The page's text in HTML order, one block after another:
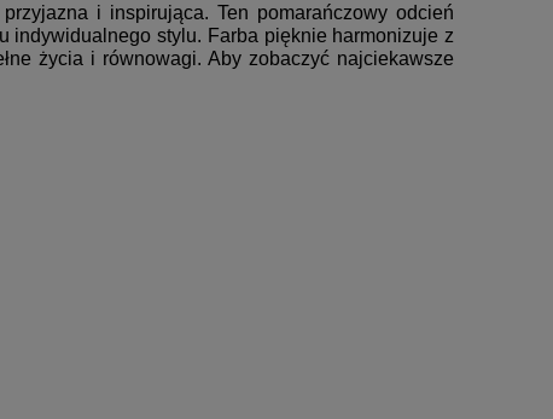
i inspirująca. Ten pomarańczowy odcień
indywidualnego stylu. Farba pięknie harmonizuje z
życia i równowagi. Aby zobaczyć najciekawsze